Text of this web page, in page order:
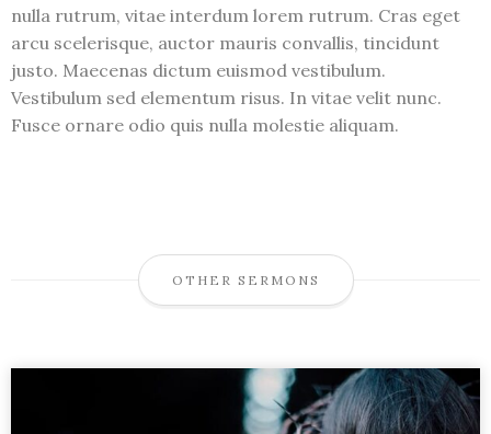
nulla rutrum, vitae interdum lorem rutrum. Cras eget
arcu scelerisque, auctor mauris convallis, tincidunt
justo. Maecenas dictum euismod vestibulum.
Vestibulum sed elementum risus. In vitae velit nunc.
Fusce ornare odio quis nulla molestie aliquam.
OTHER SERMONS